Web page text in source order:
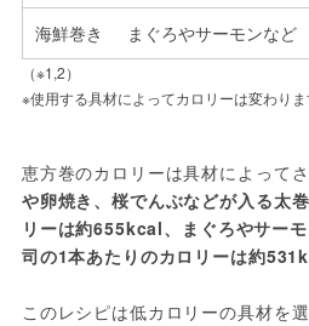
海鮮巻き まぐろやサーモンなど
（※1,2）
※使用する具材によってカロリーは変わりま
恵方巻のカロリーは具材によって
や卵焼き、桜でんぶなどが入る太
リーは約655kcal、まぐろやサー
司の1本あたりのカロリーは約
このレシピは低カロリーの具材を